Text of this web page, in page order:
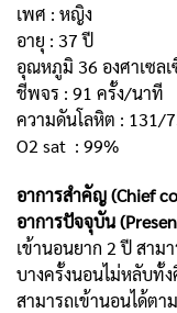
เพศ : หญิง
อายุ : 37 ปี
อุณหภูมิ 36 องศาเซล
ชีพจร : 91 ครั้ง/นาที
ความดันโลหิต : 131/
O2 sat : 99%
อาการสำคัญ (Chief
อาการปัจจุบัน
เข้านอนยาก 2 ปี สาม
บางครั้งนอนไม่หลับทั้
สามารถเข้านอนได้ตา